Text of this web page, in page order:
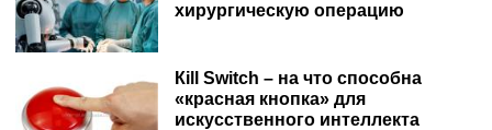
хирургическую операцию
Кill Switch – на что способна
«красная кнопка» для
искусственного интеллекта